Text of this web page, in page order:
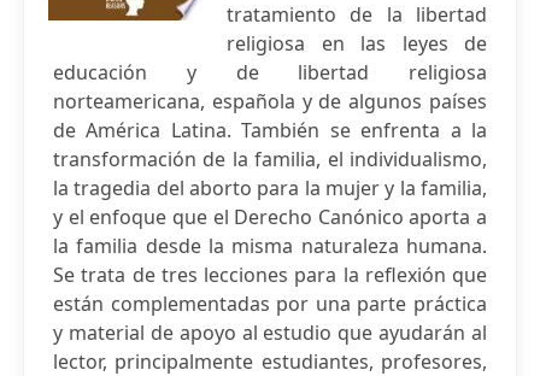
tratamiento de la libertad
religiosa en las leyes de
educación y de libertad religiosa
norteamericana, española y de algunos países
de América Latina. También se enfrenta a la
transformación de la familia, el individualismo,
la tragedia del aborto para la mujer y la familia,
y el enfoque que el Derecho Canónico aporta a
la familia desde la misma naturaleza humana.
Se trata de tres lecciones para la reflexión que
están complementadas por una parte práctica
y material de apoyo al estudio que ayudarán al
lector, principalmente estudiantes, profesores,